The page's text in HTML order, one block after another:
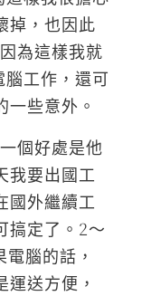
掉，也因此
為這樣我就
工作，還可
些意外。
個好處是他
我要出國工
國外繼續工
搞定了。2～
腦的話，
送方便，